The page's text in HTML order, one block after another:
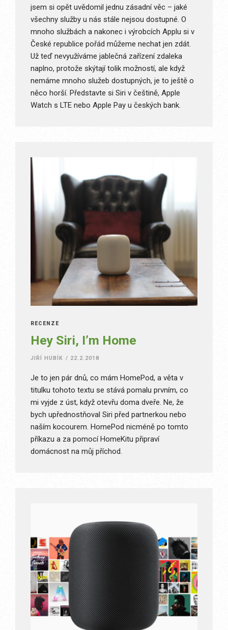
jsem si opět uvědomil jednu zásadní věc – jaké
všechny služby u nás stále nejsou dostupné. O
mnoho službách a nakonec i výrobcích Applu si v
České republice pořád můžeme nechat jen zdát.
Už teď nevyužíváme jablečná zařízení zdaleka
naplno, protože skýtají tolik možností, ale když
nemáme mnoho služeb dostupných, je to ještě o
něco horší. Představte si Siri v češtině, Apple
Watch s LTE nebo Apple Pay u českých bank.
RECENZE
Hey Siri, I’m Home
JIŘÍ HUBÍK / 22.2.2018
Je to jen pár dnů, co mám HomePod, a věta v
titulku tohoto textu se stává pomalu prvním, co
mi vyjde z úst, když otevřu doma dveře. Ne, že
bych upřednostňoval Siri před partnerkou nebo
naším kocourem. HomePod nicméně po tomto
příkazu a za pomocí HomeKitu připraví
domácnost na můj příchod.